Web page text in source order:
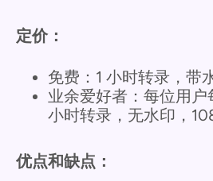
定价：
免费：1 小时转录，带
业余爱好者：每位用户
小时转录，无水印，
优点和缺点：